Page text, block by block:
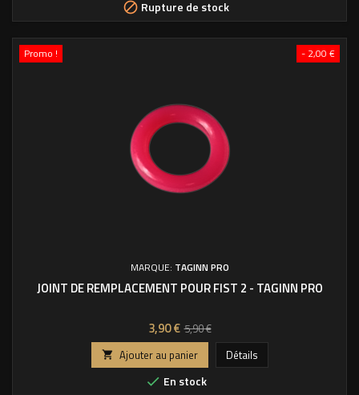
 Rupture de stock
- 2,00 €
Promo !
MARQUE: TAGINN PRO
JOINT DE REMPLACEMENT POUR FIST 2 - TAGINN PRO
Prix
3,90 €Prix
de
base
5,90 €
 Ajouter au panier
Détails
 En stock